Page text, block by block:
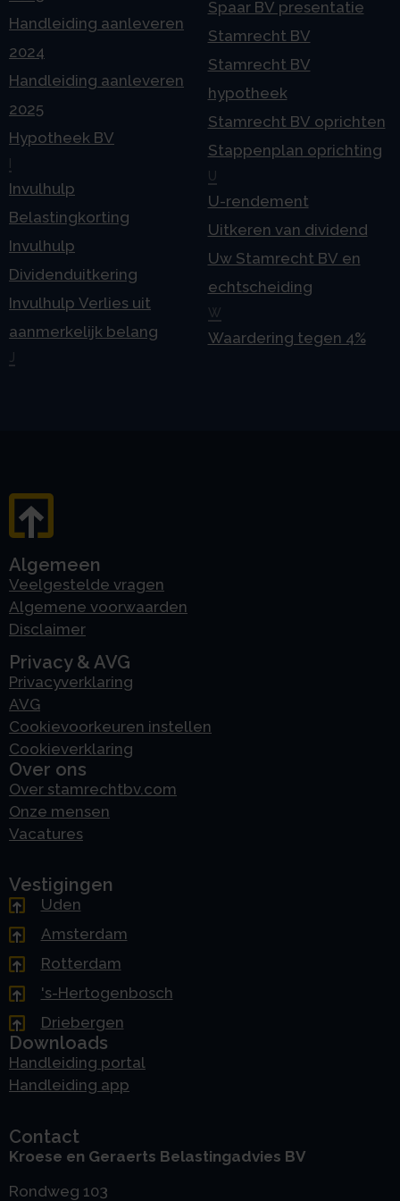
Handleiding aanleveren
2024
Handleiding aanleveren
2025
Hypotheek BV
Invulhulp
Belastingkorting
Invulhulp
Dividenduitkering
Invulhulp Verlies uit
aanmerkelijk belang
Spaar BV presentatie
Stamrecht BV
Stamrecht BV
hypotheek
Stamrecht BV oprichten
Stappenplan oprichting
U
U-rendement
Uitkeren van dividend
Uw Stamrecht BV en
echtscheiding
W
Waardering tegen 4%
Algemeen
Veelgestelde vragen
Algemene voorwaarden
Disclaimer
Privacy & AVG
Privacyverklaring
AVG
Cookievoorkeuren instellen
Cookieverklaring
Over ons
Over stamrechtbv.com
Onze mensen
Vacatures
Vestigingen
Uden
Amsterdam
Rotterdam
's-Hertogenbosch
Driebergen
Downloads
Handleiding portal
Handleiding app
Contact
Kroese en Geraerts Belastingadvies BV
Rondweg 103